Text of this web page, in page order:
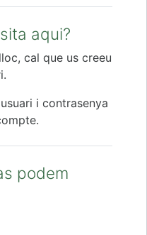
aqui?
cal que us creeu
i contrasenya
podem